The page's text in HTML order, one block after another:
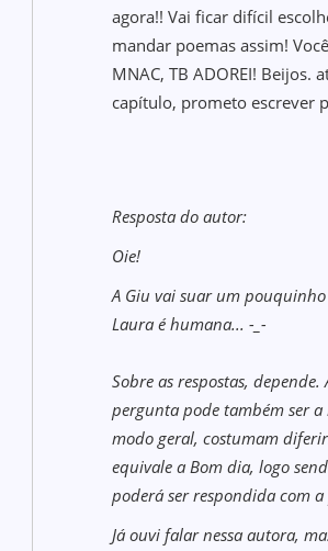
agora!! Vai ficar difícil
mandar poemas assim!
MNAC, TB ADOREI! Beijos.
capítulo, prometo escrever
Resposta do autor:
Oie!
A Giu vai suar um
Laura é humana... -_-
Sobre as respostas, depende.
pergunta pode também ser a
modo geral, costumam
equivale a Bom dia, logo
poderá ser respondida com
Já ouvi falar nessa autora,